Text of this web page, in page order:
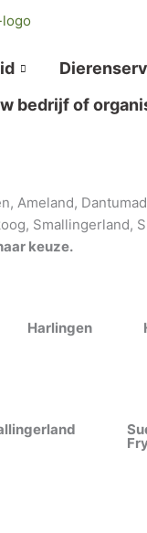
bedrijf of
Smallingerland,
keuze.
Harlingen